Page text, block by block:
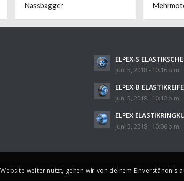
Nassbagger
ELPEX-S
Juni 5, 2018 - 10:16 p.m.
ELPEX-B
Juni 5, 2018 - 10:12 p.m.
ELPEX
Juni 5, 2018 - 10:06 p.m.
weiter nutzt, gehen wir von deinem Einverständnis